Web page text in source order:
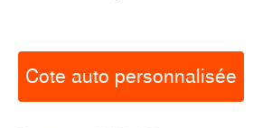
Cote auto personnalisée